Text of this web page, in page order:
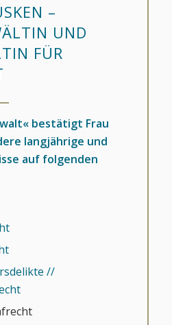
–
UND
FÜR
bestätigt Frau
langjährige und
auf folgenden
//